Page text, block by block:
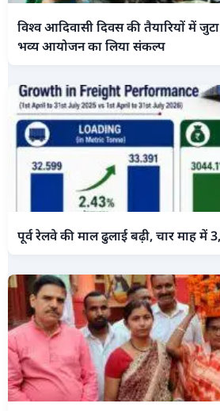
विश्व आदिवासी दिवस की तैयारियों में जुटा
भव्य आयोजन का लिया संकल्प
पूर्व रेलवे की माल ढुलाई बढ़ी, चार माह में